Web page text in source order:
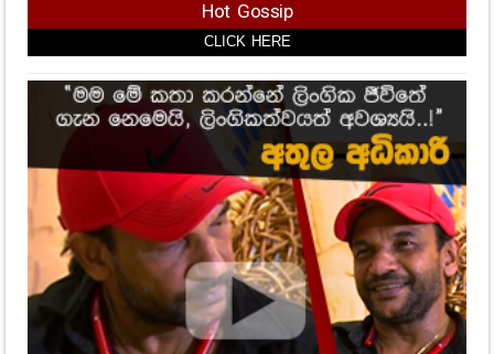
Hot Gossip
CLICK HERE